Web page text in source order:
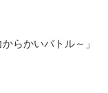
らかいバトル～」